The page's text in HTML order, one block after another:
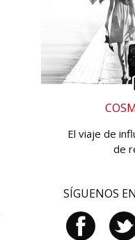
El viaje de
de
SÍGUENOS